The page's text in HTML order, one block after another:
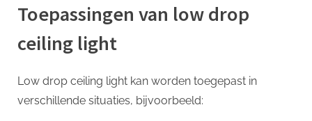
Toepassingen van low drop
ceiling light
Low drop ceiling light kan worden toegepast in
verschillende situaties, bijvoorbeeld: